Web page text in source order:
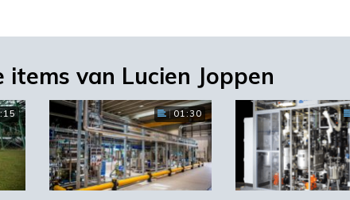
items van Lucien Joppen
01:30